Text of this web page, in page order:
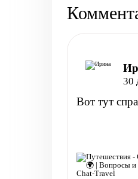
30
Вот тут